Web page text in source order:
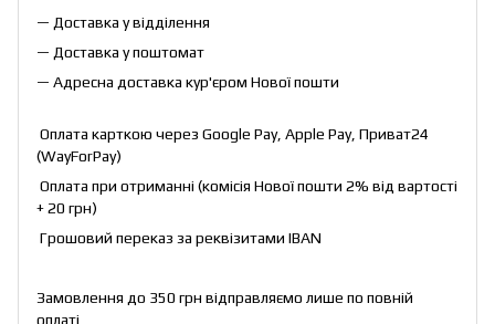
— Доставка у відділення
— Доставка у поштомат
— Адресна доставка кур'єром Нової пошти
Оплата карткою через Google Pay, Apple Pay, Приват24
(WayForPay)
Оплата при отриманні (комісія Нової пошти 2% від вартості
+ 20 грн)
Грошовий переказ за реквізитами IBAN
Замовлення до 350 грн відправляємо лише по повній
оплаті